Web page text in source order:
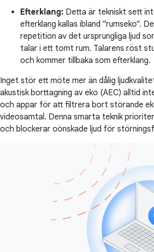
Efterklang: Detta är tekniskt sett
efterklang kallas ibland ”rumseko”.
repetition av det ursprungliga ljud
talar i ett tomt rum. Talarens röst
och kommer tillbaka som efterklang.
Inget stör ett möte mer än dålig
akustisk borttagning av eko (AEC) alltid
och appar för att filtrera bort störande
videosamtal. Denna smarta teknik
och blockerar oönskade ljud för